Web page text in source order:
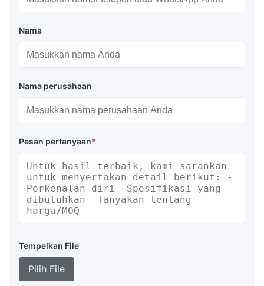
Nama
Nama perusahaan
Pesan pertanyaan*
Tempelkan File
Pilih File